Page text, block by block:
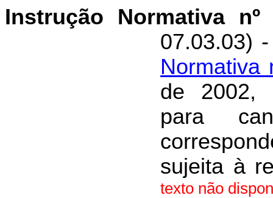
Instrução Normativa nº
07.03.03)
Normativa
de 2002,
para
sujeita à
texto não